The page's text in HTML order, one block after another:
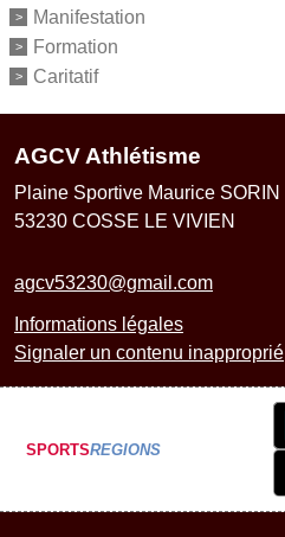
Manifestation
Formation
Caritatif
AGCV Athlétisme
Plaine Sportive Maurice SORIN
53230 COSSE LE VIVIEN
agcv53230@gmail.com
Informations légales
Signaler un contenu inapproprié
SPORTSREGIONS